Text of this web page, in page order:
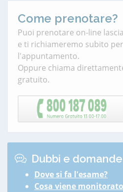
Come prenotare?
Puoi prenotare on-line
e ti richiameremo subito
l'appuntamento.
Oppure chiama
gratuito.
Dubbi e domande
Dove si fa l'esame?
Cosa viene